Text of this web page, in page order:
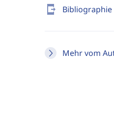
send_to_mobile
Mehr vom